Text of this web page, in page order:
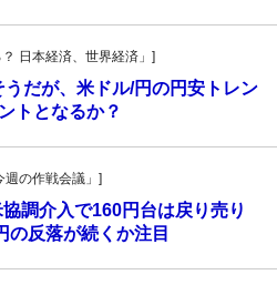
日本経済、世界経済」]
だが、米ドル/円の円安トレン
トとなるか？
の作戦会議」]
調介入で160円台は戻り売り
の反落が続くか注目